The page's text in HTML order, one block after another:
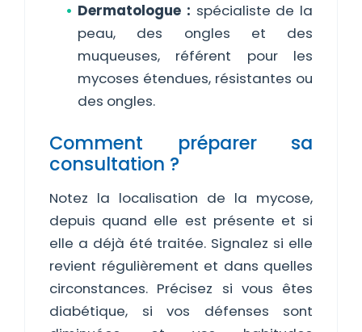
Dermatologue : spécialiste de la
peau, des ongles et des
muqueuses, référent pour les
mycoses étendues, résistantes ou
des ongles.
Comment préparer sa
consultation ?
Notez la localisation de la mycose,
depuis quand elle est présente et si
elle a déjà été traitée. Signalez si elle
revient régulièrement et dans quelles
circonstances. Précisez si vous êtes
diabétique, si vos défenses sont